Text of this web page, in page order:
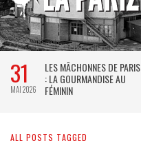
31
MAI 2026
LES MÂCHONNES DE PARIS
: LA GOURMANDISE AU
FÉMININ
ALL POSTS TAGGED